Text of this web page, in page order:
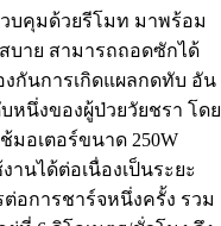
บคุมด้วยรีโมท มาพร้อม
บาย สามารถถอดซักได้
งกันการเกิดแผลกดทับ อัน
นึ่งของผู้ป่วยวัยชรา โดย
มอเตอร์ขนาด 250W
านได้ต่อเนื่องเป็นระยะ
ต่อการชาร์จหนึ่งครั้ง รวม